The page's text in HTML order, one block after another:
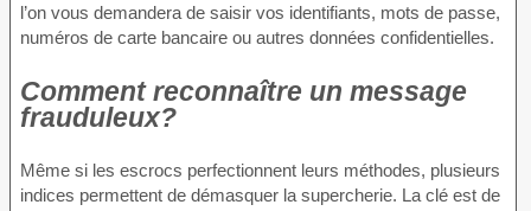
l’on vous demandera de saisir vos identifiants, mots de passe,
numéros de carte bancaire ou autres données confidentielles.
Comment reconnaître un message
frauduleux?
Même si les escrocs perfectionnent leurs méthodes, plusieurs
indices permettent de démasquer la supercherie. La clé est de